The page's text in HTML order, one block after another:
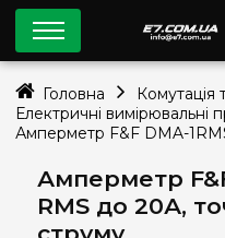
Амперметр
RMS до 20А,
Головна
Комутація
Електричні вимірювальні